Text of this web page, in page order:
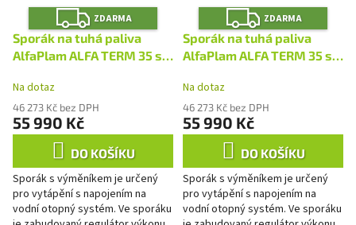
Z
D
A
R
M
ZDARMA
Sporák na tuhá paliva
AlfaPlam ALFA TERM 35 s
Na dotaz
46 273 Kč bez DPH
55 990 Kč
DO KOŠÍKU
Sporák s výměníkem je určený
pro vytápění s napojením na
vodní otopný systém. Ve sporáku
Z
D
A
R
M
ZDARMA
Sporák na tuhá paliva
AlfaPlam ALFA TERM 35 s
Na dotaz
46 273 Kč bez DPH
55 990 Kč
DO KOŠÍKU
Sporák s výměníkem je určený
pro vytápění s napojením na
vodní otopný systém. Ve sporáku